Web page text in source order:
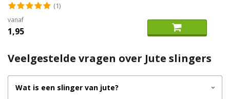
(1)
vanaf
1,95
Veelgestelde vragen over Jute slingers
Wat is een slinger van jute?